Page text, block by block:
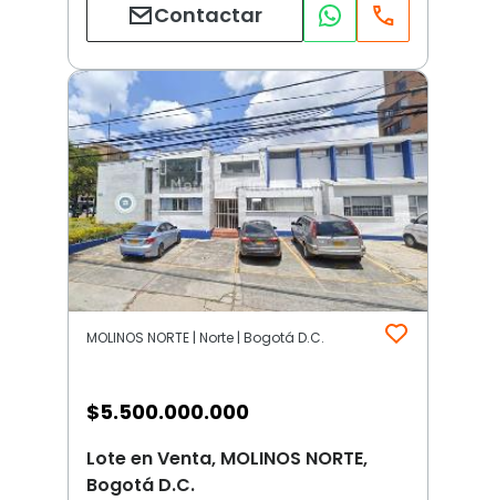
Contactar
MOLINOS NORTE | Norte | Bogotá D.C.
$5.500.000.000
Lote en Venta, MOLINOS NORTE,
Bogotá D.C.